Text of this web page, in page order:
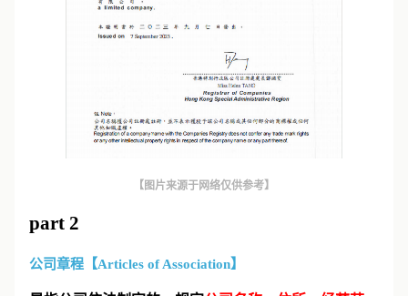
【图片来源于网络仅供参考】
part 2
公司章程【Articles of Association】